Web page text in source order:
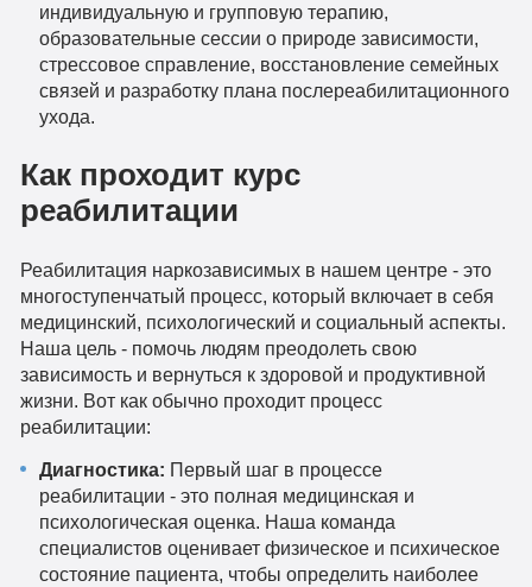
индивидуальную и групповую терапию,
образовательные сессии о природе зависимости,
стрессовое справление, восстановление семейных
связей и разработку плана послереабилитационного
ухода.
Как проходит курс
реабилитации
Реабилитация наркозависимых в нашем центре - это
многоступенчатый процесс, который включает в себя
медицинский, психологический и социальный аспекты.
Наша цель - помочь людям преодолеть свою
зависимость и вернуться к здоровой и продуктивной
жизни. Вот как обычно проходит процесс
реабилитации:
Диагностика: Первый шаг в процессе
реабилитации - это полная медицинская и
психологическая оценка. Наша команда
специалистов оценивает физическое и психическое
состояние пациента, чтобы определить наиболее